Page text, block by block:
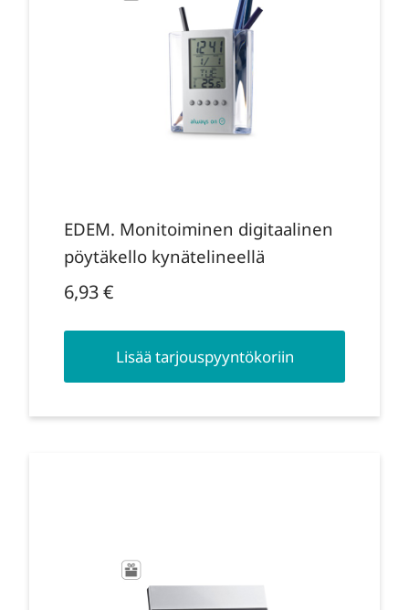
EDEM. Monitoiminen digitaalinen
pöytäkello kynätelineellä
6,93€
Lisää tarjouspyyntökoriin